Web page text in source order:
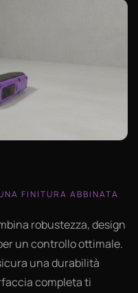
FINITURA ABBINATA
robustezza, design
un controllo ottimale.
una durabilità
completa ti